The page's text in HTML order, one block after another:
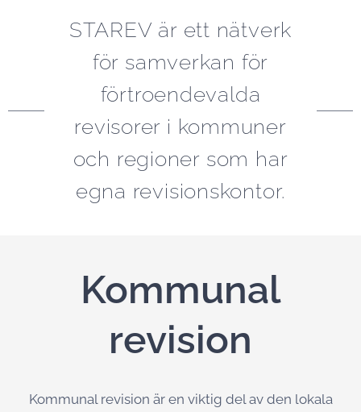
STAREV är ett nätverk
för samverkan för
förtroendevalda
revisorer i kommuner
och regioner som har
egna revisionskontor.
Kommunal
revision
Kommunal revision är en viktig del av den lokala